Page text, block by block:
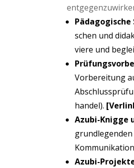
schen und
vie­re und
Vor­be­rei­tung
han­del).
Azu­bi-Knig­ge
Azu­bi-